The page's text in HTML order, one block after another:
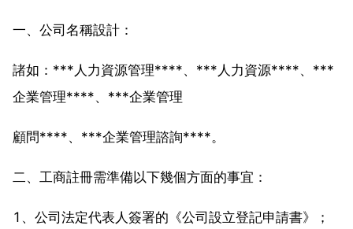
一、公司名稱設計：
諸如：***人力資源管理****、***人力資源****、***
企業管理****、***企業管理
顧問****、***企業管理諮詢****。
二、工商註冊需準備以下幾個方面的事宜：
1、公司法定代表人簽署的《公司設立登記申請書》；